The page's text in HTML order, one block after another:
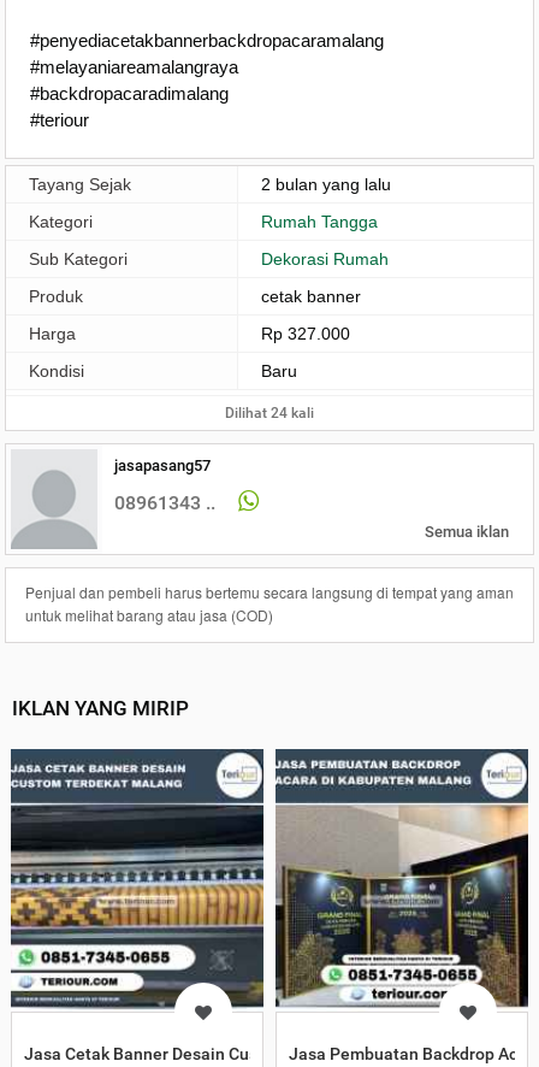
#penyediacetakbannerbackdropacaramalang
#melayaniareamalangraya
#backdropacaradimalang
#teriour
Tayang Sejak
2 bulan yang lalu
Kategori
Rumah Tangga
Sub Kategori
Dekorasi Rumah
Produk
cetak banner
Harga
Rp 327.000
Kondisi
Baru
Dilihat 24 kali
jasapasang57
08961343 ..
Semua iklan
Penjual dan pembeli harus bertemu secara langsung di tempat yang aman
untuk melihat barang atau jasa (COD)
IKLAN YANG MIRIP
Jasa Cetak Banner Desain Custom Terdekat Malang
Jasa Pembuatan Backdrop